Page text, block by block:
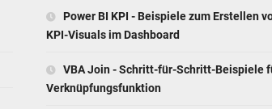
Power BI KPI - Beispiele zum Erstellen
KPI-Visuals im Dashboard
VBA Join - Schritt-für-Schritt-Beispiele
Verknüpfungsfunktion